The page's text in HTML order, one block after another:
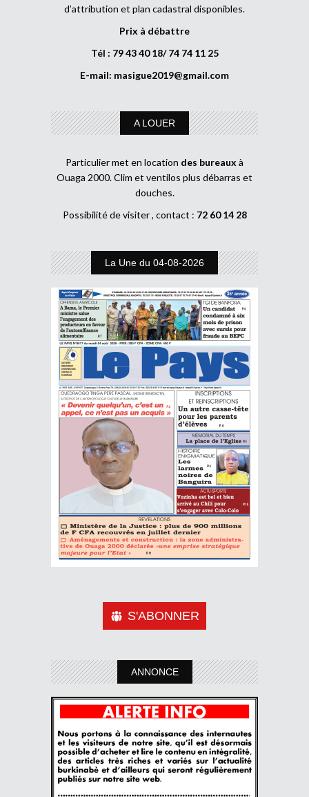
d’attribution et plan cadastral disponibles.
Prix à débattre
Tél : 79 43 40 18/ 74 74 11 25
E-mail: masigue2019@gmail.com
A LOUER
Particulier met en location des bureaux à
Ouaga 2000. Clim et ventilos plus débarras et
douches.
Possibilité de visiter , contact : 72 60 14 28
La Une du 04-08-2026
S'ABONNER
ANNONCE